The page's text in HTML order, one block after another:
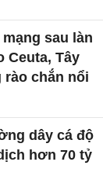
sau làn
Ceuta, Tây
rào chắn nổi
dây cá độ
hơn 70 tỷ